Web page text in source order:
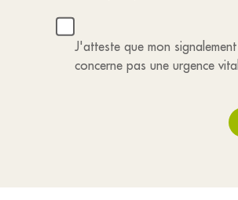
J'atteste que mon
concerne pas une urgence